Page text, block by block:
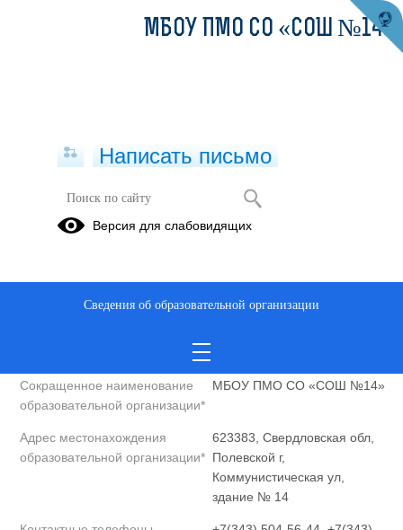
Полное наименование
образовательной организации* общеобразовательное
«Средняя
Сокращенное наименование
образовательной организации*
МБОУ ПМО СО «СОШ №14»
Адрес местонахождения
образовательной организации*
623383, Свердловская обл,
Полевской г,
Коммунистическая ул,
здание № 14
МБОУ ПМО СО «СОШ №14»
Написать письмо
Версия для слабовидящих
Сведения об образовательной организации